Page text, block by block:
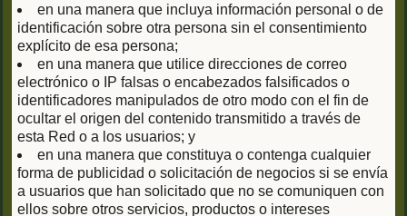
en una manera que incluya información personal o de
identificación sobre otra persona sin el consentimiento
explícito de esa persona;
en una manera que utilice direcciones de correo
electrónico o IP falsas o encabezados falsificados o
identificadores manipulados de otro modo con el fin de
ocultar el origen del contenido transmitido a través de
esta Red o a los usuarios; y
en una manera que constituya o contenga cualquier
forma de publicidad o solicitación de negocios si se envía
a usuarios que han solicitado que no se comuniquen con
ellos sobre otros servicios, productos o intereses